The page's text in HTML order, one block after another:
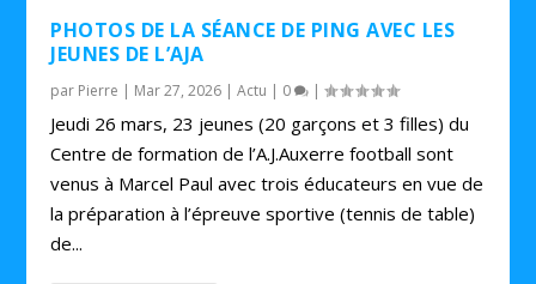
PHOTOS DE LA SÉANCE DE PING AVEC LES
JEUNES DE L’AJA
par Pierre | Mar 27, 2026 |Actu | 0 |
Jeudi 26 mars, 23 jeunes (20 garçons et 3 filles) du
Centre de formation de l’A.J.Auxerre football sont
venus à Marcel Paul avec trois éducateurs en vue de
la préparation à l’épreuve sportive (tennis de table)
de...